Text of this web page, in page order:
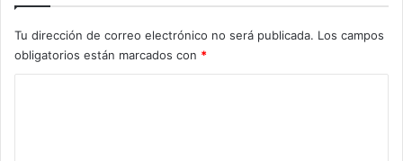
Tu dirección de correo electrónico no será publicada. Los campos
obligatorios están marcados con *